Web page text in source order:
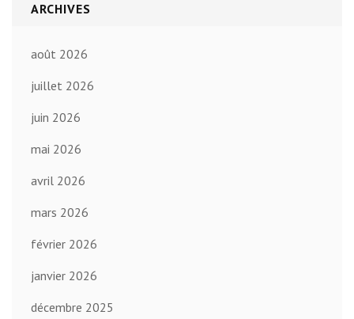
ARCHIVES
août 2026
juillet 2026
juin 2026
mai 2026
avril 2026
mars 2026
février 2026
janvier 2026
décembre 2025